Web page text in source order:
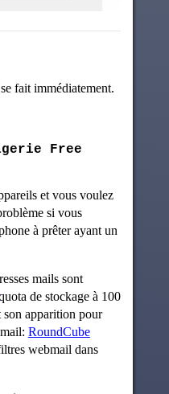
fait immédiatement.
Free
et vous voulez
si vous
à prêter ayant un
mails sont
de stockage à 100
apparition pour
RoundCube
webmail dans